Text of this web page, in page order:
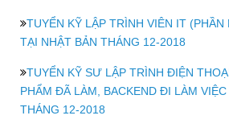
TUYỂN KỸ LẬP TRÌNH VIÊN IT
TẠI NHẬT BẢN THÁNG 12-2018
TUYỂN KỸ SƯ LẬP TRÌNH ĐIỆN
PHẨM ĐÃ LÀM, BACKEND ĐI LÀM
THÁNG 12-2018